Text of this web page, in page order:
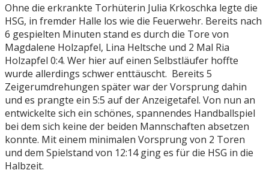
Ohne die erkrankte Torhüterin Julia Krkoschka legte die
HSG, in fremder Halle los wie die Feuerwehr. Bereits nach
6 gespielten Minuten stand es durch die Tore von
Magdalene Holzapfel, Lina Heltsche und 2 Mal Ria
Holzapfel 0:4. Wer hier auf einen Selbstläufer hoffte
wurde allerdings schwer enttäuscht. Bereits 5
Zeigerumdrehungen später war der Vorsprung dahin
und es prangte ein 5:5 auf der Anzeigetafel. Von nun an
entwickelte sich ein schönes, spannendes Handballspiel
bei dem sich keine der beiden Mannschaften absetzen
konnte. Mit einem minimalen Vorsprung von 2 Toren
und dem Spielstand von 12:14 ging es für die HSG in die
Halbzeit.